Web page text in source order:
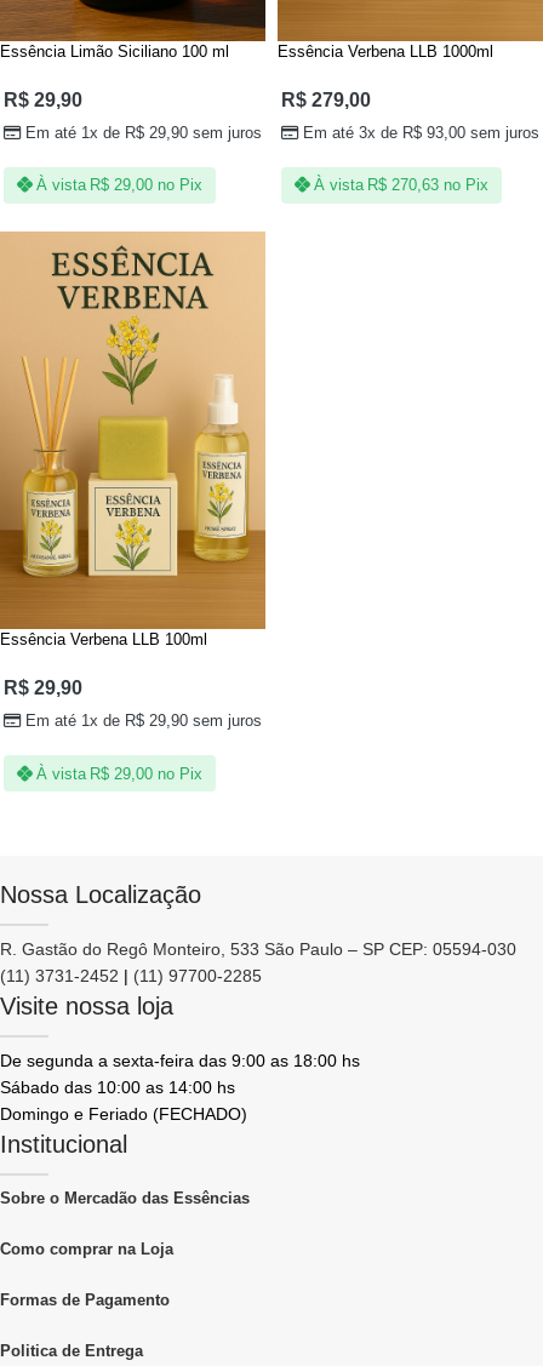
Essência Limão Siciliano 100 ml
R$29,90
Em até 1x de R$ 29,90 sem juros
À vista R$ 29,00 no Pix
Essência Verbena LLB 1000ml
R$279,00
Em até 3x de R$ 93,00 sem juros
À vista R$ 270,63 no Pix
Essência Verbena LLB 100ml
R$29,90
Em até 1x de R$ 29,90 sem juros
À vista R$ 29,00 no Pix
Nossa Localização
R. Gastão do Regô Monteiro, 533 São Paulo – SP CEP: 05594-030
(11) 3731-2452 | (11) 97700-2285
Visite nossa loja
De segunda a sexta-feira das 9:00 as 18:00 hs
Sábado das 10:00 as 14:00 hs
Domingo e Feriado (FECHADO)
Institucional
Sobre o Mercadão das Essências
Como comprar na Loja
Formas de Pagamento
Politica de Entrega